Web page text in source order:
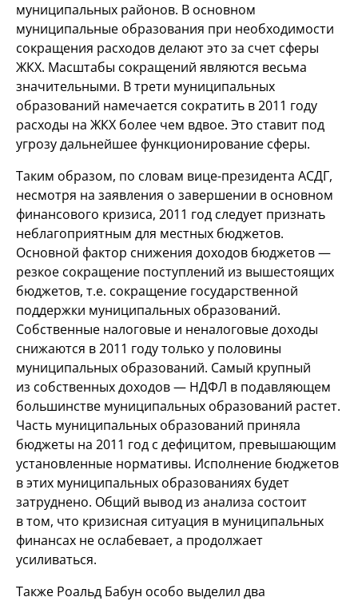
муниципальных районов. В основном
муниципальные образования при необходимости
сокращения расходов делают это за счет сферы
ЖКХ. Масштабы сокращений являются весьма
значительными. В трети муниципальных
образований намечается сократить в 2011 году
расходы на ЖКХ более чем вдвое. Это ставит под
угрозу дальнейшее функционирование сферы.
Таким образом, по словам вице-президента АСДГ,
несмотря на заявления о завершении в основном
финансового кризиса, 2011 год следует признать
неблагоприятным для местных бюджетов.
Основной фактор снижения доходов бюджетов —
резкое сокращение поступлений из вышестоящих
бюджетов, т.е. сокращение государственной
поддержки муниципальных образований.
Собственные налоговые и неналоговые доходы
снижаются в 2011 году только у половины
муниципальных образований. Самый крупный
из собственных доходов — НДФЛ в подавляющем
большинстве муниципальных образований растет.
Часть муниципальных образований приняла
бюджеты на 2011 год с дефицитом, превышающим
установленные нормативы. Исполнение бюджетов
в этих муниципальных образованиях будет
затруднено. Общий вывод из анализа состоит
в том, что кризисная ситуация в муниципальных
финансах не ослабевает, а продолжает
усиливаться.
Также Роальд Бабун особо выделил два